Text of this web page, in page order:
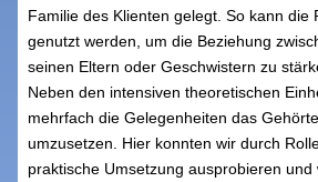
Familie des Klienten gelegt. So kann die
genutzt werden, um die Beziehung
seinen Eltern oder Geschwistern zu
Neben den intensiven theoretischen
mehrfach die Gelegenheiten das
umzusetzen. Hier konnten wir durch
praktische Umsetzung ausprobieren und